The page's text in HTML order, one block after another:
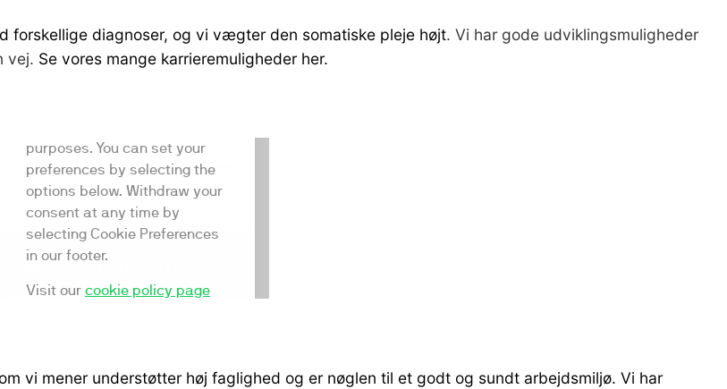
forskellige diagnoser, og vi vægter den somatiske pleje højt. Vi har gode udviklingsmuligheder
vej. Se vores mange karrieremuligheder her.
vi mener understøtter høj faglighed og er nøglen til et godt og sundt arbejdsmiljø. Vi har